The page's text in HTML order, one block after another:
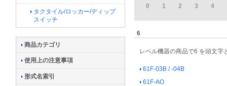
0 1 2 3 4
6
レベル機器の商品で6 を頭文
61F-03B / -04B
61F-AO
タクタイル/ロッカー/ディップ
スイッチ
商品カテゴリ
使用上の注意事項
形式名索引